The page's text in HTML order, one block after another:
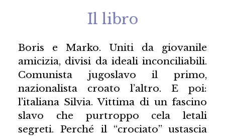
Il libro
Boris e Marko. Uniti da giovanile
amicizia, divisi da ideali inconciliabili.
Comunista jugoslavo il primo,
nazionalista croato l’altro. E poi:
l’italiana Silvia. Vittima di un fascino
slavo che purtroppo cela letali
segreti. Perché il “crociato” ustascia